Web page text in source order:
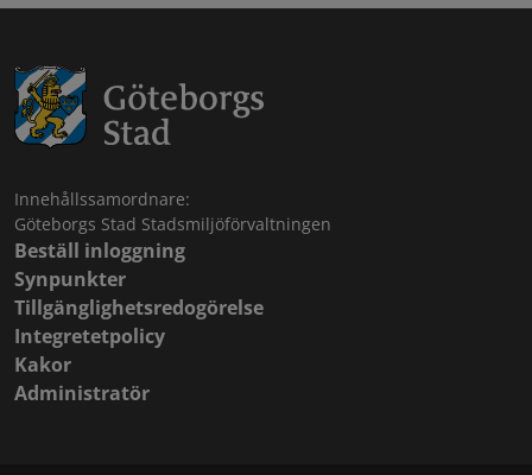
Innehållssamordnare:
Göteborgs Stad Stadsmiljöförvaltningen
Beställ inloggning
Synpunkter
Tillgänglighetsredogörelse
Integretetpolicy
Kakor
Administratör